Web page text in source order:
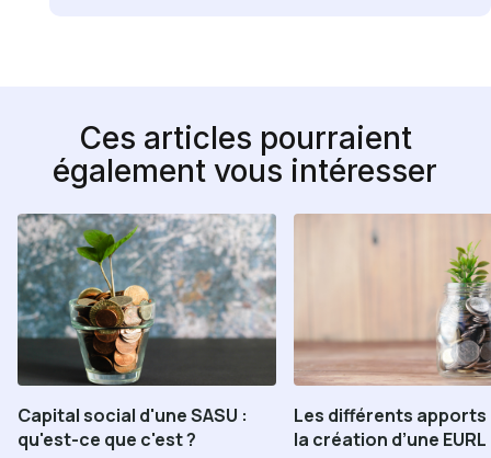
Ces articles pourraient
également vous intéresser
Capital social d'une SASU :
qu'est-ce que c'est ?
Les différents apports
la création d’une EURL